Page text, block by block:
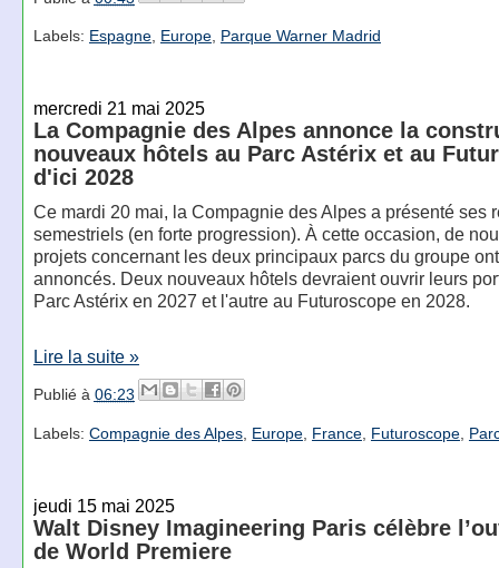
Labels: Espagne, Europe, Parque Warner Madrid
mercredi 21 mai 2025
La Compagnie des Alpes annonce la
nouveaux hôtels au Parc Astérix et au
d'ici 2028
Ce mardi 20 mai, la Compagnie des Alpes a présenté ses
semestriels (en forte progression). À cette occasion, de
projets concernant les deux principaux parcs du groupe
annoncés. Deux nouveaux hôtels devraient ouvrir leurs
Parc Astérix en 2027 et l'autre au Futuroscope en 2028.
Lire la suite »
Publié à 06:23
Labels: Compagnie des Alpes, Europe, France, Futuroscope,
jeudi 15 mai 2025
Walt Disney Imagineering Paris célèbre
de World Premiere